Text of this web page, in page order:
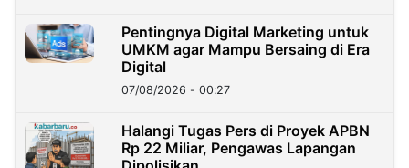
Pentingnya Digital Marketing untuk
UMKM agar Mampu Bersaing di Era
Digital
07/08/2026 - 00:27
Halangi Tugas Pers di Proyek APBN
Rp 22 Miliar, Pengawas Lapangan